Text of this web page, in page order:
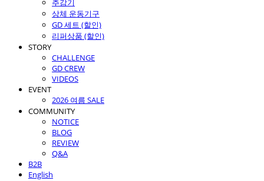
추감기
상체 운동기구
GD 세트 (할인)
리퍼상품 (할인)
STORY
CHALLENGE
GD CREW
VIDEOS
EVENT
2026 여름 SALE
COMMUNITY
NOTICE
BLOG
REVIEW
Q&A
B2B
English